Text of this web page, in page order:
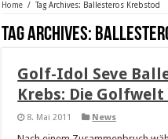
Home / Tag Archives: Ballesteros Krebstod
Tag Archives:
Golf-Idol Seve
Krebs: Die
8. Mai 2011 News